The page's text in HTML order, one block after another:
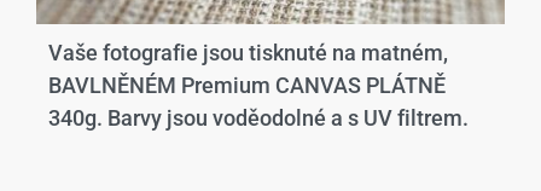
Vaše fotografie jsou tisknuté na matném,
BAVLNĚNÉM Premium CANVAS PLÁTNĚ
340g. Barvy jsou voděodolné a s UV filtrem.